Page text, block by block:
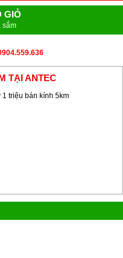
GIỎ
sắm
TẠI ANTEC
triệu bán kính 5km